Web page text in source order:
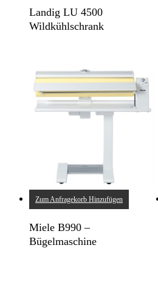
Landig LU 4500
Wildkühlschrank
Zum Anfragekorb Hinzufügen
Miele B990 –
Bügelmaschine